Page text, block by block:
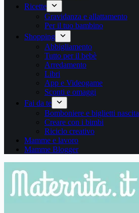
Ricette
Gravidanza e allattamento
Per il tuo bambino
Shopping
Abbigliamento
Tutto per il bebè
Arredamento
Libri
App e Videogame
Sconti e omaggi
Fai da te
Bomboniere e biglietti nascita
Creare con i bimbi
Riciclo creativo
Mamme e lavoro
Mamme Blogger